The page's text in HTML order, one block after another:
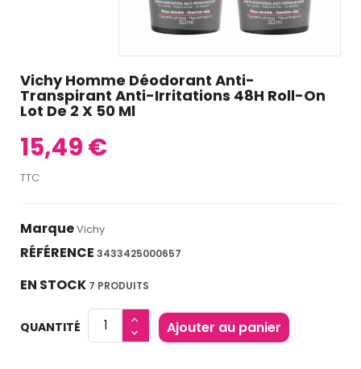
Vichy Homme Déodorant Anti-
Transpirant Anti-Irritations 48H Roll-On
Lot De 2 X 50 Ml
15,49 €
TTC
MarqueVichy
RÉFÉRENCE 3433425000657
EN STOCK 7 PRODUITS
QUANTITÉ Ajouter au panier